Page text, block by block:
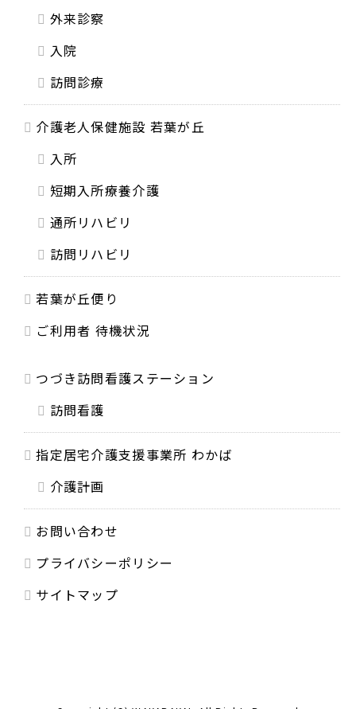
外来診察
入院
訪問診療
介護老人保健施設 若葉が丘
入所
短期入所療養介護
通所リハビリ
訪問リハビリ
若葉が丘便り
ご利用者 待機状況
つづき訪問看護ステーション
訪問看護
指定居宅介護支援事業所 わかば
介護計画
お問い合わせ
プライバシーポリシー
サイトマップ